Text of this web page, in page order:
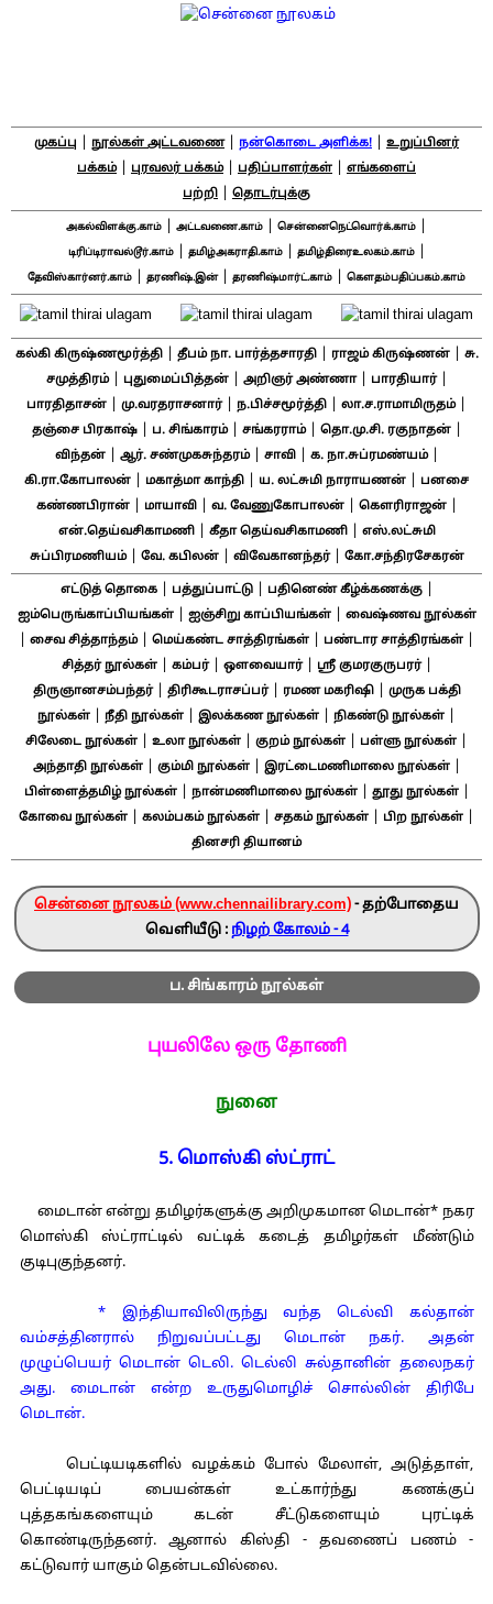
முகப்பு நூல்கள் அட்டவணை| நன்கொடை அளிக்க!
உறுப்பினர்
பக்கம்| புரவலர் பக்கம்| பதிப்பாளர்கள்
எங்களைப்
பற்றி
தொடர்புக்கு
அகல்விளக்கு.காம் அட்டவணை.காம் சென்னைநெட்வொர்க்.காம்
டிரிப்டிராவல்டூர்.காம்| தமிழ்அகராதி.காம்| தமிழ்திரைஉலகம்.காம்|
தேவிஸ்கார்னர்.காம் தரணிஷ்.இன்| தரணிஷ்மார்ட்.காம் கௌதம்பதிப்பகம்.காம்
கல்கி கிருஷ்ணமூர்த்தி| தீபம் நா. பார்த்தசாரதி| ராஜம் கிருஷ்ணன்|
சு.
சமுத்திரம்| புதுமைப்பித்தன்| அறிஞர் அண்ணா| பாரதியார்|
பாரதிதாசன் மு.வரதராசனார்| ந.பிச்சமூர்த்தி லா.ச.ராமாமிருதம்|
தஞ்சை பிரகாஷ்| ப. சிங்காரம்| சங்கரராம்| தொ.மு.சி. ரகுநாதன்|
விந்தன்| ஆர். சண்முகசுந்தரம்| சாவி| க. நா.சுப்ரமண்யம்|
கி.ரா.கோபாலன் மகாத்மா காந்தி ய. லட்சுமி நாராயணன்
பனசை
கண்ணபிரான்| மாயாவி| வ. வேணுகோபாலன்| கௌரிராஜன்|
என்.தெய்வசிகாமணி| கீதா தெய்வசிகாமணி|
எஸ்.லட்சுமி
சுப்பிரமணியம்| வே. கபிலன்| விவேகானந்தர்| கோ.சந்திரசேகரன்
எட்டுத் தொகை| பத்துப்பாட்டு| பதினெண் கீழ்க்கணக்கு|
ஐம்பெருங்காப்பியங்கள்| ஐஞ்சிறு காப்பியங்கள்| வைஷ்ணவ நூல்கள்
சைவ சித்தாந்தம்| மெய்கண்ட சாத்திரங்கள் பண்டார சாத்திரங்கள்
சித்தர் நூல்கள்| கம்பர்| ஔவையார்| ஸ்ரீ குமரகுருபரர்|
திருஞானசம்பந்தர்| திரிகூடராசப்பர்| ரமண மகரிஷி|
முருக பக்தி
நூல்கள்
நீதி நூல்கள் இலக்கண நூல்கள் நிகண்டு நூல்கள்
சிலேடை நூல்கள் உலா நூல்கள் குறம் நூல்கள் பள்ளு நூல்கள்
அந்தாதி நூல்கள்| கும்மி நூல்கள்| இரட்டைமணிமாலை நூல்கள்|
பிள்ளைத்தமிழ் நூல்கள்| நான்மணிமாலை நூல்கள்| தூது நூல்கள்|
கோவை நூல்கள் கலம்பகம் நூல்கள் சதகம் நூல்கள் பிற நூல்கள்
தினசரி தியானம்
சென்னை நூலகம் (www.chennailibrary.com)- தற்போதைய
வெளியீடு : நிழற் கோலம் - 4
ப. சிங்காரம் நூல்கள்
புயலிலே ஒரு தோணி
நுனை
5. மொஸ்கி ஸ்ட்ராட்
மைடான் என்று தமிழர்களுக்கு அறிமுகமான மெடான்* நகர
மொஸ்கி ஸ்ட்ராட்டில் வட்டிக் கடைத் தமிழர்கள் மீண்டும்
குடிபுகுந்தனர்.
* இந்தியாவிலிருந்து வந்த டெல்வி கல்தான்
வம்சத்தினரால் நிறுவப்பட்டது மெடான் நகர். அதன்
முழுப்பெயர் மெடான் டெலி. டெல்லி சுல்தானின் தலைநகர்
அது. மைடான் என்ற உருதுமொழிச் சொல்லின் திரிபே
மெடான்.
பெட்டியடிகளில் வழக்கம் போல் மேலாள், அடுத்தாள்,
பெட்டியடிப் பையன்கள் உட்கார்ந்து கணக்குப்
புத்தகங்களையும் கடன் சீட்டுகளையும் புரட்டிக்
கொண்டிருந்தனர். ஆனால் கிஸ்தி - தவணைப் பணம் -
கட்டுவார் யாகும் தென்படவில்லை.